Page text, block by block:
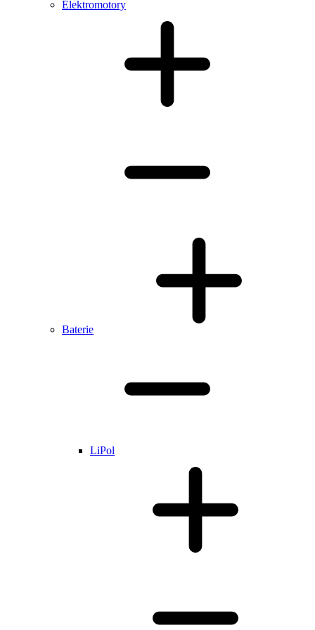
Elektromotory
Baterie
LiPol